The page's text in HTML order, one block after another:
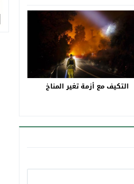
التكيف مع أزمة تغير المناخ